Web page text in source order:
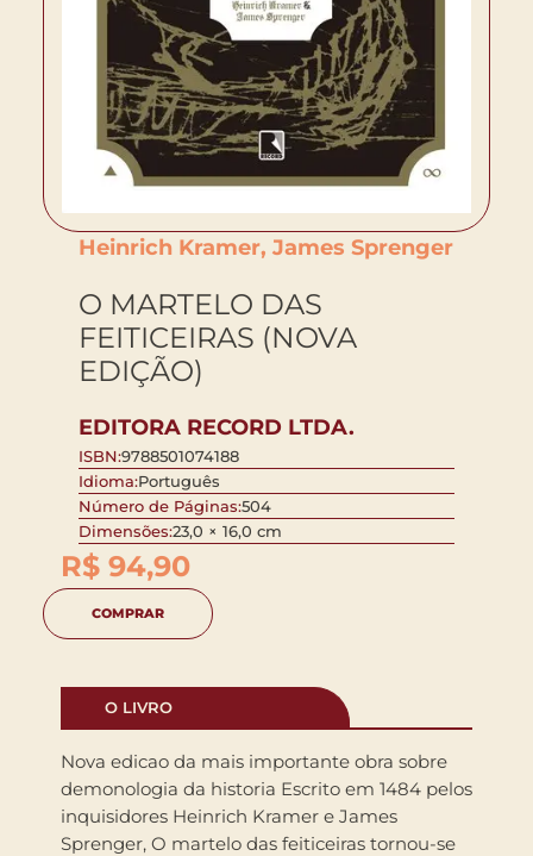
Heinrich Kramer, James Sprenger
O MARTELO DAS
FEITICEIRAS (NOVA
EDIÇÃO)
EDITORA RECORD LTDA.
ISBN:9788501074188
Idioma:Português
Número de Páginas:504
Dimensões:23,0 × 16,0 cm
R$ 94,90
COMPRAR
O LIVRO
Nova edicao da mais importante obra sobre
demonologia da historia Escrito em 1484 pelos
inquisidores Heinrich Kramer e James
Sprenger, O martelo das feiticeiras tornou-se